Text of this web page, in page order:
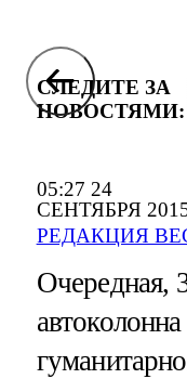
05:27 24
СЕНТЯБРЯ
РЕДАКЦИЯ
СЛЕДИТЕ ЗА
НОВОСТЯМИ:
Очередная,